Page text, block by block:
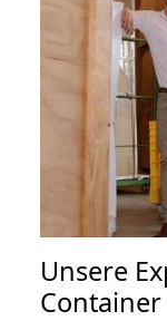
Unsere